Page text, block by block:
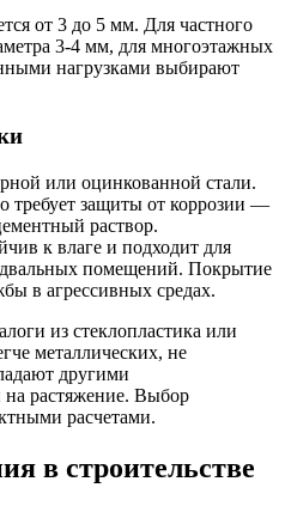
от 3 до 5 мм. Для частного
3-4 мм, для многоэтажных
нагрузками выбирают
или оцинкованной стали.
требует защиты от коррозии —
раствор.
к влаге и подходит для
помещений. Покрытие
в агрессивных средах.
из стеклопластика или
металлических, не
другими
на растяжение. Выбор
расчетами.
в строительстве